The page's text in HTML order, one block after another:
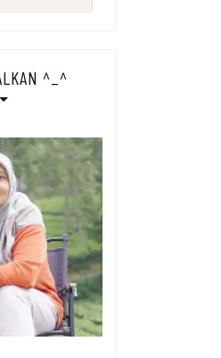
^_^